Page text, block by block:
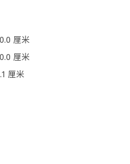
厘米
厘米
厘米